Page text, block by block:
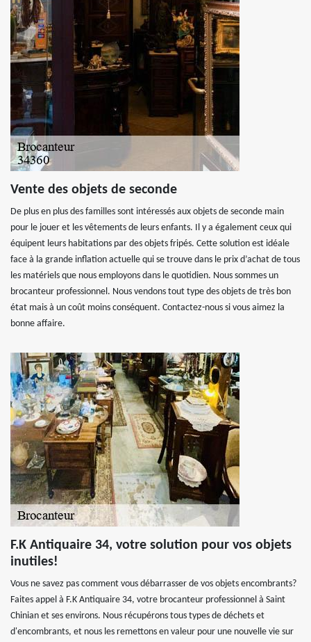
Vente des objets de seconde
De plus en plus des familles sont intéressés aux objets de seconde main
pour le jouer et les vêtements de leurs enfants. Il y a également ceux qui
équipent leurs habitations par des objets fripés. Cette solution est idéale
face à la grande inflation actuelle qui se trouve dans le prix d’achat de tous
les matériels que nous employons dans le quotidien. Nous sommes un
brocanteur professionnel. Nous vendons tout type des objets de très bon
état mais à un coût moins conséquent. Contactez-nous si vous aimez la
bonne affaire.
F.K Antiquaire 34, votre solution pour vos objets
inutiles!
Vous ne savez pas comment vous débarrasser de vos objets encombrants?
Faites appel à F.K Antiquaire 34, votre brocanteur professionnel à Saint
Chinian et ses environs. Nous récupérons tous types de déchets et
d'encombrants, et nous les remettons en valeur pour une nouvelle vie sur